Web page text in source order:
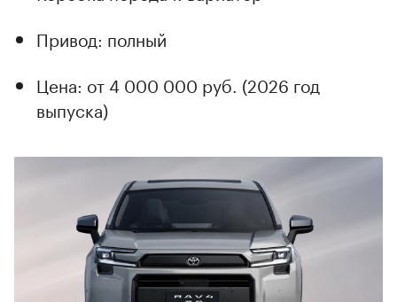
Привод: полный
Цена: от 4 000 000 руб. (2026 год
выпуска)